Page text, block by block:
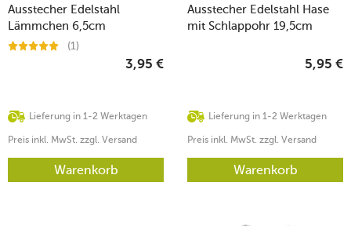
Ausstecher Edelstahl
Lämmchen 6,5cm
(1)
Lieferung in 1-2 Werktagen
3,95 €
Preis inkl. MwSt. zzgl. Versand
Warenkorb
Ausstecher Edelstahl Hase
mit Schlappohr 19,5cm
Lieferung in 1-2 Werktagen
5,95 €
Preis inkl. MwSt. zzgl. Versand
Warenkorb